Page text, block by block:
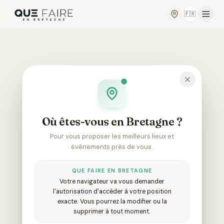
Changer
🇫🇷
404
Où êtes-vous en Bretagne ?
Pour vous proposer les meilleurs lieux et
événements près de vous.
QUE FAIRE EN BRETAGNE
Votre navigateur va vous demander
l'autorisation d'accéder à votre position
exacte. Vous pourrez la modifier ou la
supprimer à tout moment.